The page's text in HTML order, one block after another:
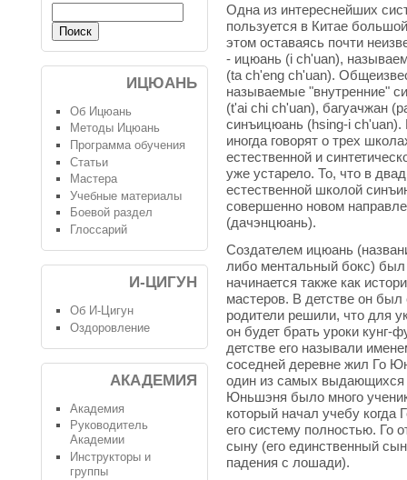
Одна из интереснейших
пользуется в Китае
этом оставаясь почти
- ицюань (i ch'uan),
(ta ch'eng ch'uan).
называемые "внутренние"
(t'ai chi ch'uan), багуачжан
синъицюань (hsing-i
иногда говорят о трех
естественной и
уже устарело. То, что в
естественной школой
совершенно новом
(дачэнцюань).
Создателем ицюань
либо ментальный бокс)
начинается также как
мастеров. В детстве он
родители решили, что для
он будет брать уроки
детстве его называли
соседней деревне жил Го
один из самых выдающихся
Юньшэня было много
который начал учебу
его систему полностью. Го
сыну (его единственный
падения с лошади).
ИЦЮАНЬ
Об Ицюань
Методы Ицюань
Программа обучения
Статьи
Мастера
Учебные материалы
Боевой раздел
Глоссарий
И-ЦИГУН
Об И-Цигун
Оздоровление
АКАДЕМИЯ
Академия
Руководитель
Академии
Инструкторы и
группы